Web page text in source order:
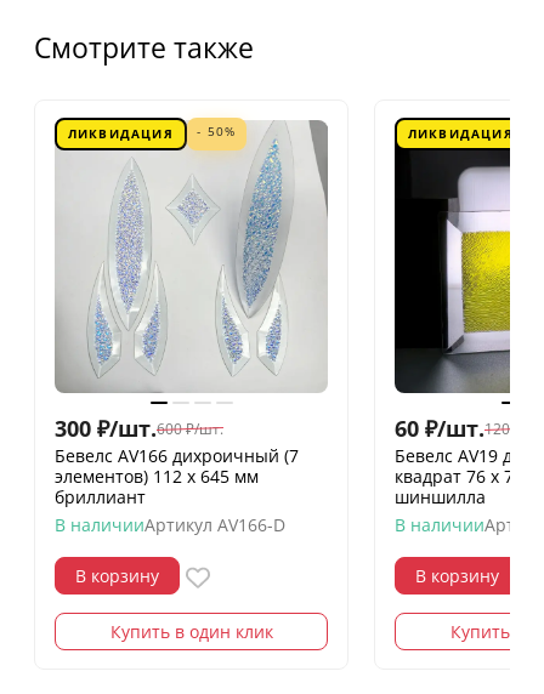
Смотрите также
ЛИКВИДАЦИЯ - 50%
300 ₽/шт.600 ₽/шт.
Бевелс AV166 дихроичный (7
элементов) 112 х 645 мм
бриллиант
В наличииАртикул AV166-D
В корзину
Купить в один клик
ЛИКВИДАЦИЯ
60 ₽/шт.120
Бевелс AV19
квадрат 76 х 76
шиншилла
В наличии
В корзину
Купить в